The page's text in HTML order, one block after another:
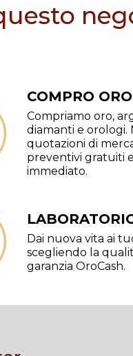
COMPRO ORO
Compriamo oro,
diamanti e orologi.
quotazioni di
preventivi gratuiti
immediato.
Dai nuova vita ai
scegliendo la
garanzia OroCash.